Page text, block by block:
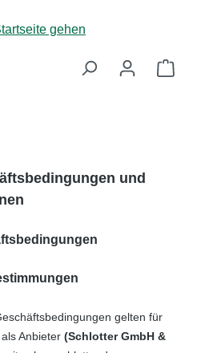
und
gelten für
Anbieter (Schlotter GmbH &